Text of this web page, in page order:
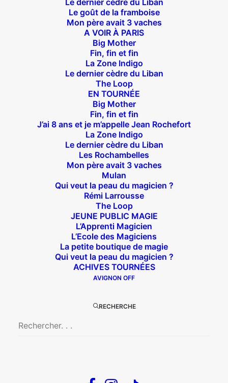
Le dernier cèdre du Liban
Le goût de la framboise
Mon père avait 3 vaches
A VOIR À PARIS
Big Mother
Fin, fin et fin
La Zone Indigo
Le dernier cèdre du Liban
The Loop
EN TOURNÉE
Big Mother
Fin, fin et fin
J’ai 8 ans et je m’appelle Jean Rochefort
La Zone Indigo
Le dernier cèdre du Liban
Les Rochambelles
Mon père avait 3 vaches
Mulan
Qui veut la peau du magicien ?
Rémi Larrousse
The Loop
JEUNE PUBLIC MAGIE
L’Apprenti Magicien
L’Ecole des Magiciens
La petite boutique de magie
Qui veut la peau du magicien ?
ACHIVES TOURNÉES
AVIGNON OFF
RECHERCHE
Suivez nous !
Théâtre des Béliers Parisiens
14 bis rue Sainte Isaure 75018 Paris
Joffrin / Simplon – Loc :
À l’affiche
Big Mother
La Zone Indigo
Le goût de la framboise
The Loop